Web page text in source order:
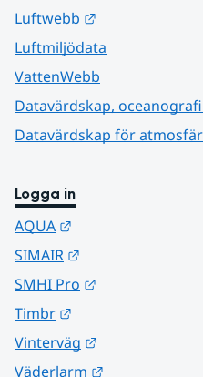
Luftwebb
Luftmiljödata
VattenWebb
Datavärdskap,
Datavärdskap för
Logga in
AQUA
SIMAIR
SMHI Pro
Timbr
Vinterväg
Väderlarm